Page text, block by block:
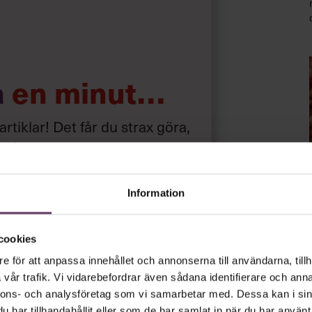
Information
för att anpassa innehållet och annonserna till användarna,
trafik. Vi vidarebefordrar även sådana identifierare och
och analysföretag som vi samarbetar med. Dessa kan i
betyg på sitt ledarskap än nu.”
åren har jag blivit bättre på att
för mig är inte bara fysisk
vänner och min närmaste familj.”
en minut…
Det får du strax göra,
.
gratisoch